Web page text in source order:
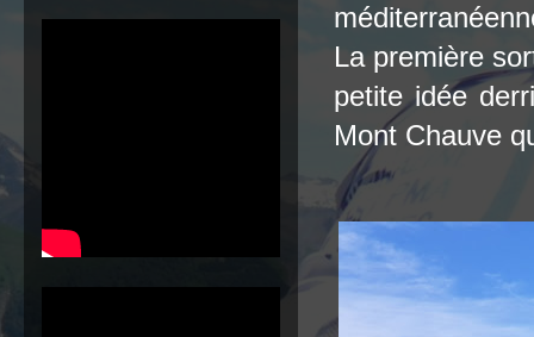
La première
petite idée
Mont Chauve